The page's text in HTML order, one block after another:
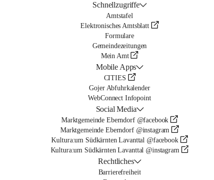
Schnellzugriffe
Amtstafel
Elektronisches Amtsblatt
Formulare
Gemeindezeitungen
Mein Amt
Mobile Apps
CITIES
Gojer Abfuhrkalender
WebConnect Infopoint
Social Media
Marktgemeinde Eberndorf @facebook
Marktgemeinde Eberndorf @instagram
Kultura:um Südkärnten Lavanttal @facebook
Kultura:um Südkärnten Lavanttal @instagram
Rechtliches
Barrierefreiheit